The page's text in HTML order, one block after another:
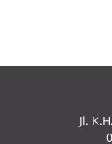
Jl.